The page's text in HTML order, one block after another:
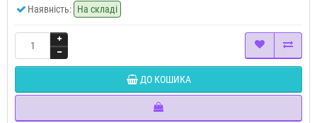
Наявність: На складі
ДО КОШИКА